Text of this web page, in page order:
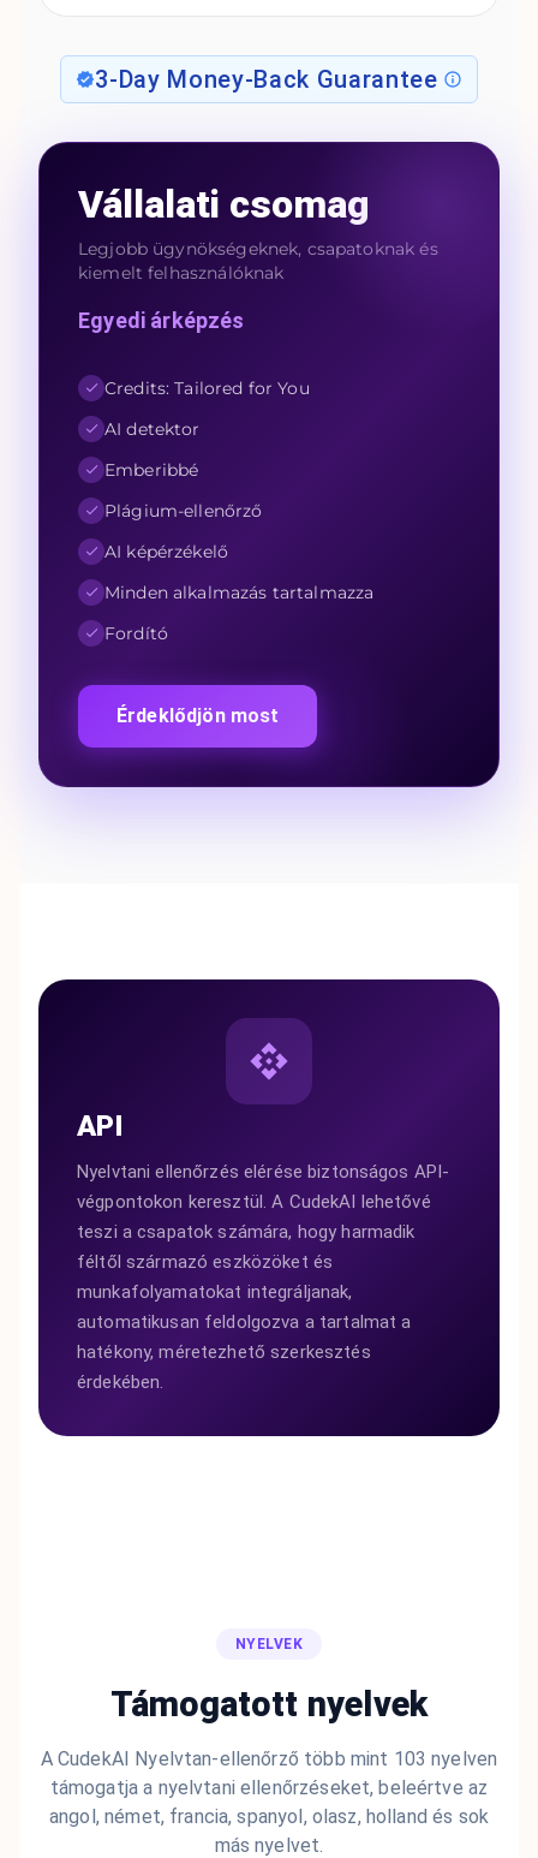
3-Day Money-Back Guarantee
Vállalati csomag
Legjobb ügynökségeknek, csapatoknak és
kiemelt felhasználóknak
Egyedi árképzés
Credits: Tailored for You
AI detektor
Emberibbé
Plágium-ellenőrző
AI képérzékelő
Minden alkalmazás tartalmazza
Fordító
Érdeklődjön most
API
Nyelvtani ellenőrzés elérése biztonságos API-
végpontokon keresztül. A CudekAI lehetővé
teszi a csapatok számára, hogy harmadik
féltől származó eszközöket és
munkafolyamatokat integráljanak,
automatikusan feldolgozva a tartalmat a
hatékony, méretezhető szerkesztés
érdekében.
NYELVEK
Támogatott nyelvek
A CudekAI Nyelvtan-ellenőrző több mint 103 nyelven
támogatja a nyelvtani ellenőrzéseket, beleértve az
angol, német, francia, spanyol, olasz, holland és sok
más nyelvet.